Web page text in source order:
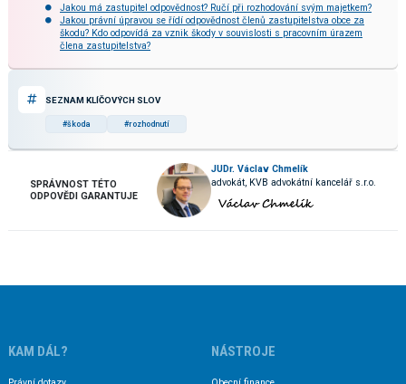
Jakou má zastupitel odpovědnost? Ručí při rozhodování svým majetkem?
Jakou právní úpravou se řídí odpovědnost členů zastupitelstva obce za
škodu? Kdo odpovídá za vznik škody v souvislosti s pracovním úrazem
člena zastupitelstva?
SEZNAM KLÍČOVÝCH SLOV
#škoda #rozhodnutí
SPRÁVNOST TÉTO
ODPOVĚDI GARANTUJE
JUDr. Václav Chmelík
advokát, KVB advokátní kancelář s.r.o.
KAM DÁL? NÁSTROJE